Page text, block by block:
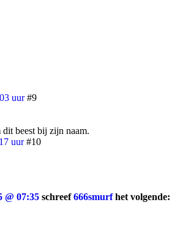
uur #9
beest bij zijn naam.
uur #10
@ 07:35 schreef666smurfhet volgende: